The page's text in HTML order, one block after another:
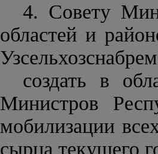
4. Совету
областей и
создать в
Министров
мобилизации
сырца текущего